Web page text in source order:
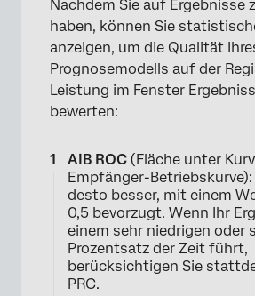
Nachdem Sie auf Ergebnisse
haben, können Sie
anzeigen, um die Qualität
Prognosemodells auf der
Leistung im Fenster
bewerten:
AiB ROC (Fläche unter
Empfänger-Betriebskurve):
desto besser, mit einem
0,5 bevorzugt. Wenn Ihr
einem sehr niedrigen oder
Prozentsatz der Zeit führt,
berücksichtigen Sie
PRC.